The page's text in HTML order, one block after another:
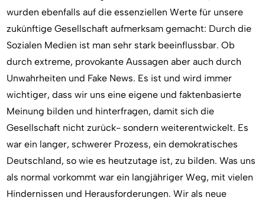
wurden ebenfalls auf die essenziellen Werte für unsere
zukünftige Gesellschaft aufmerksam gemacht: Durch die
Sozialen Medien ist man sehr stark beeinflussbar. Ob
durch extreme, provokante Aussagen aber auch durch
Unwahrheiten und Fake News. Es ist und wird immer
wichtiger, dass wir uns eine eigene und faktenbasierte
Meinung bilden und hinterfragen, damit sich die
Gesellschaft nicht zurück- sondern weiterentwickelt. Es
war ein langer, schwerer Prozess, ein demokratisches
Deutschland, so wie es heutzutage ist, zu bilden. Was uns
als normal vorkommt war ein langjähriger Weg, mit vielen
Hindernissen und Herausforderungen. Wir als neue